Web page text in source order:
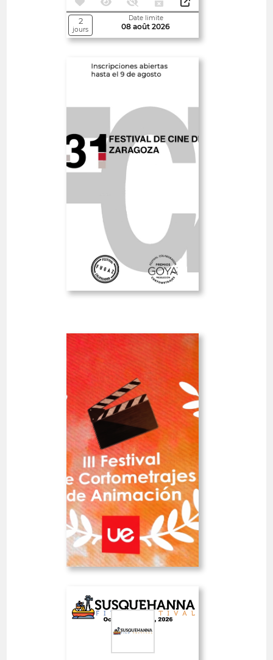
2
jours
Date limite
08 août 2026
Zaragoza International
Film Festival
Spain
GOYA
Date limite
09 août 2026
Ouvert
III Creative Campus
Universidad Europea -
International Animated
Short Film Fest
Spain
COURTS-MÉTRAGES 10'<
26
jours
01 septembre 2026
Ouvert